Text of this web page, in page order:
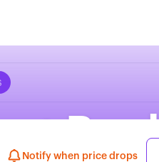
Notify when price drops